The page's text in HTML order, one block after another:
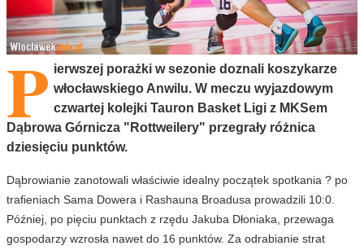
P ierwszej porażki w sezonie doznali koszykarze
włocławskiego Anwilu. W meczu wyjazdowym
czwartej kolejki Tauron Basket Ligi z MKSem
Dąbrowa Górnicza "Rottweilery" przegrały różnica
dziesięciu punktów.
Dąbrowianie zanotowali właściwie idealny początek spotkania ? po
trafieniach Sama Dowera i Rashauna Broadusa prowadzili 10:0.
Później, po pięciu punktach z rzędu Jakuba Dłoniaka, przewaga
gospodarzy wzrosła nawet do 16 punktów. Za odrabianie strat